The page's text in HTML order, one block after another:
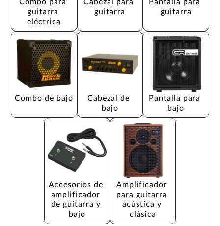
Combo para
guitarra
eléctrica
Cabezal para
guitarra
Pantalla para
guitarra
Combo de bajo
Cabezal de
bajo
Pantalla para
bajo
Accesorios de
amplificador
de guitarra y
bajo
Amplificador
para guitarra
acústica y
clásica